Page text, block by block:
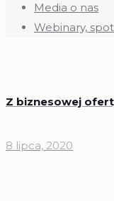
Media o nas
Webinary,
Z biznesowej
8 lipca, 2020